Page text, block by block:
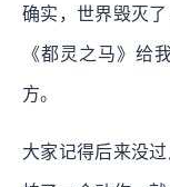
确实，世界毁灭
《都灵之马》给
方。
大家记得后来没